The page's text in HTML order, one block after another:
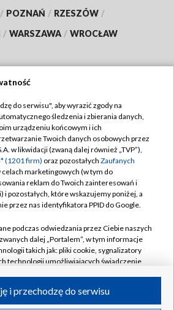
/ POZNAŃ / RZESZÓW /
/ WARSZAWA / WROCŁAW
TVP
TVP
Cyfrowa
Regulamin TVP
prywatności
Moje zgody
Pomoc
Kontakt
Kanały
do serwisu", aby wyrazić zgody na
śledzenia i zbierania danych,
urządzeniu końcowym i ich
Twoich danych osobowych przez
w likwidacji (zwaną dalej również „TVP”),
(1201 firm) oraz pozostałych Zaufanych
celach marketingowych (w tym do
reklam do Twoich zainteresowań i
pozostałych, które wskazujemy poniżej, a
przez nas identyfikatora PPID do Google.
podczas odwiedzania przez Ciebie naszych
zwanych dalej „Portalem”, w tym informacje
takich jak: pliki cookie, sygnalizatory
technologii umożliwiających świadczenie
i przechodzę do serwisu